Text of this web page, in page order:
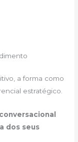
a forma como
estratégico.
dos seus